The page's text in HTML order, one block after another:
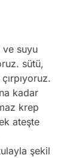
ve suyu
sütü,
kadar
krep
ateşte
şekil